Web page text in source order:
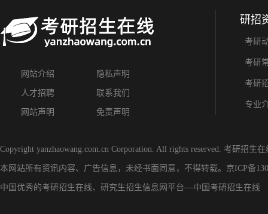
网站介绍 隐私声明
人才招聘 联系我们
网站声明 免责声明
研招
考研
考研
考研
专业
Copyright yanzhaowang.com.cn Corporation. All rights reserved. 考研招生在
本网站所有资讯内容、广告信息，未经书面同意，不得转载。 京ICP备
中国优秀的考研招生在线、 研究生招生信息网 平台---中国考研招生在线